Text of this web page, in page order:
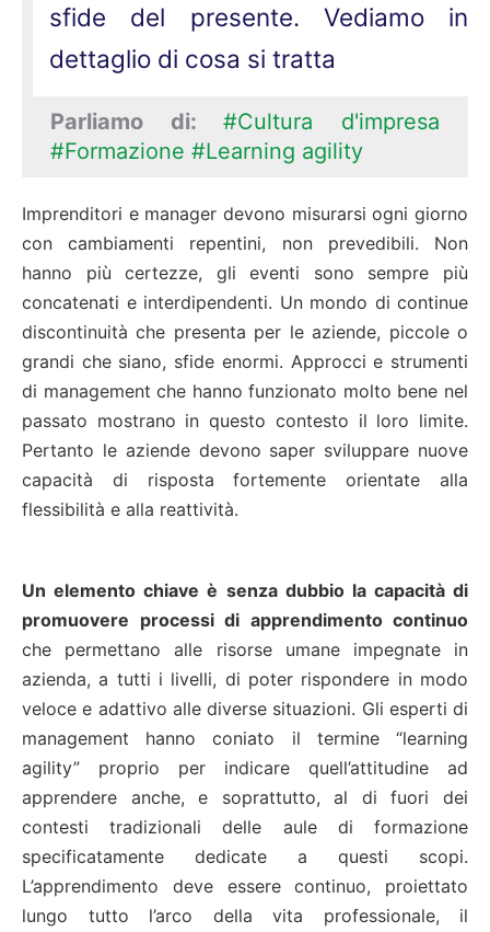
sfide del presente. Vediamo in
dettaglio di cosa si tratta
Parliamo di:#Cultura d'impresa
#Formazione #Learning agility
Imprenditori e manager devono misurarsi ogni giorno
con cambiamenti repentini, non prevedibili. Non
hanno più certezze, gli eventi sono sempre più
concatenati e interdipendenti. Un mondo di continue
discontinuità che presenta per le aziende, piccole o
grandi che siano, sfide enormi. Approcci e strumenti
di management che hanno funzionato molto bene nel
passato mostrano in questo contesto il loro limite.
Pertanto le aziende devono saper sviluppare nuove
capacità di risposta fortemente orientate alla
flessibilità e alla reattività.
Un elemento chiave è senza dubbio la capacità di
promuovere processi di apprendimento continuo
che permettano alle risorse umane impegnate in
azienda, a tutti i livelli, di poter rispondere in modo
veloce e adattivo alle diverse situazioni. Gli esperti di
management hanno coniato il termine “learning
agility” proprio per indicare quell’attitudine ad
apprendere anche, e soprattutto, al di fuori dei
contesti tradizionali delle aule di formazione
specificatamente dedicate a questi scopi.
L’apprendimento deve essere continuo, proiettato
lungo tutto l’arco della vita professionale, il